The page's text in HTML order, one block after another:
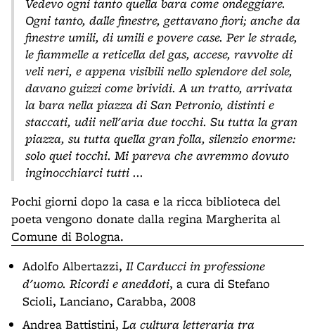
Ogni tanto, dalle finestre, gettavano fiori; anche da
finestre umili, di umili e povere case. Per le strade,
le fiammelle a reticella del gas, accese, ravvolte di
veli neri, e appena visibili nello splendore del sole,
davano guizzi come brividi. A un tratto, arrivata
la bara nella piazza di San Petronio, distinti e
staccati, udii nell'aria due tocchi. Su tutta la gran
piazza, su tutta quella gran folla, silenzio enorme:
solo quei tocchi. Mi pareva che avremmo dovuto
inginocchiarci tutti ...
Pochi giorni dopo la casa e la ricca biblioteca del
poeta vengono donate dalla regina Margherita al
Comune di Bologna.
Adolfo Albertazzi, Il Carducci in professione
d'uomo. Ricordi e aneddoti, a cura di Stefano
Scioli, Lanciano, Carabba, 2008
Andrea Battistini, La cultura letteraria tra